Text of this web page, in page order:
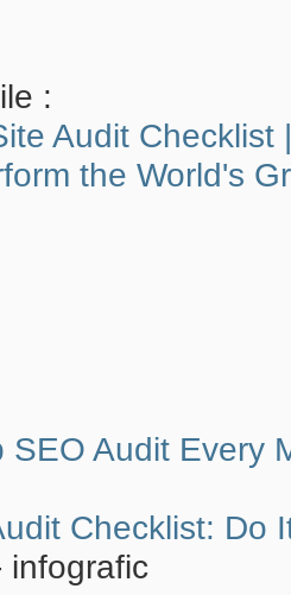
:
Audit Checklist
the World's
SEO Audit Every
Checklist: Do
infografic